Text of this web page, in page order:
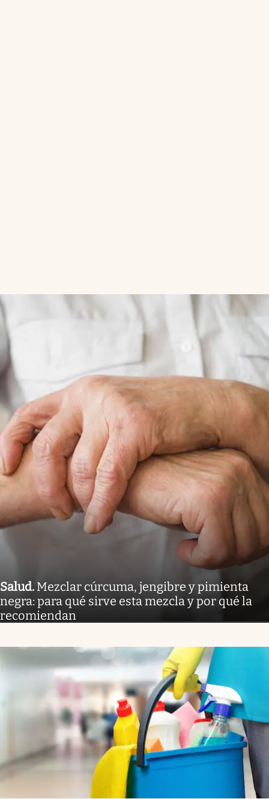
Salud. Mezclar cúrcuma, jengibre y pimienta
negra: para qué sirve esta mezcla y por qué la
recomiendan